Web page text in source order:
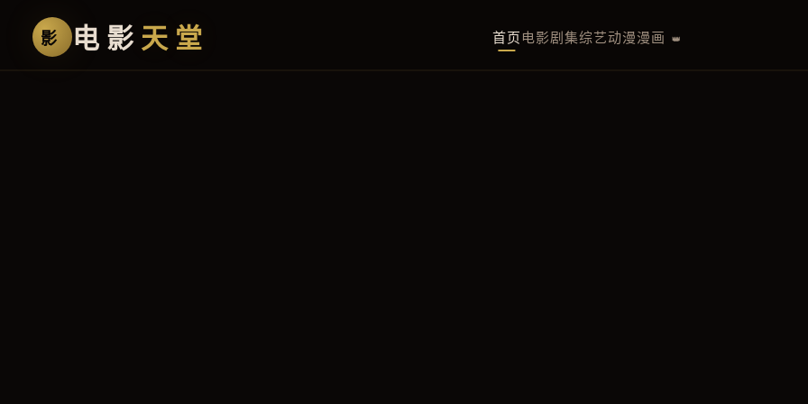
电影 天堂 首页 电影剧集综艺动漫漫画 👑